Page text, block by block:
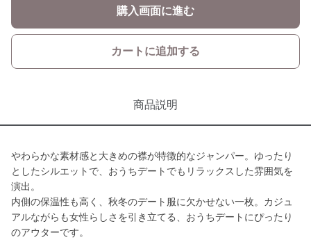
購入画面に進む
カートに追加する
商品説明
やわらかな素材感と大きめの襟が特徴的なジャンパー。ゆったり
としたシルエットで、おうちデートでもリラックスした雰囲気を
演出。
内側の保温性も高く、秋冬のデート服に欠かせない一枚。カジュ
アルながらも女性らしさを引き立てる、おうちデートにぴったり
のアウターです。